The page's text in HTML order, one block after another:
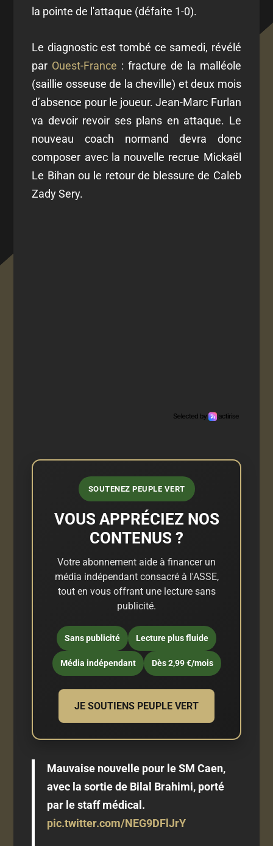
la pointe de l'attaque (défaite 1-0).
Le diagnostic est tombé ce samedi, révélé
par Ouest-France : fracture de la malléole
(saillie osseuse de la cheville) et deux mois
d’absence pour le joueur. Jean-Marc Furlan
va devoir revoir ses plans en attaque. Le
nouveau coach normand devra donc
composer avec la nouvelle recrue Mickaël
Le Bihan ou le retour de blessure de Caleb
Zady Sery.
SOUTENEZ PEUPLE VERT
VOUS APPRÉCIEZ NOS
CONTENUS ?
Votre abonnement aide à financer un
média indépendant consacré à l'ASSE,
tout en vous offrant une lecture sans
publicité.
Sans publicité Lecture plus fluide
Média indépendant Dès 2,99 €/mois
JE SOUTIENS PEUPLE VERT
Mauvaise nouvelle pour le SM Caen,
avec la sortie de Bilal Brahimi, porté
par le staff médical.
pic.twitter.com/NEG9DFlJrY